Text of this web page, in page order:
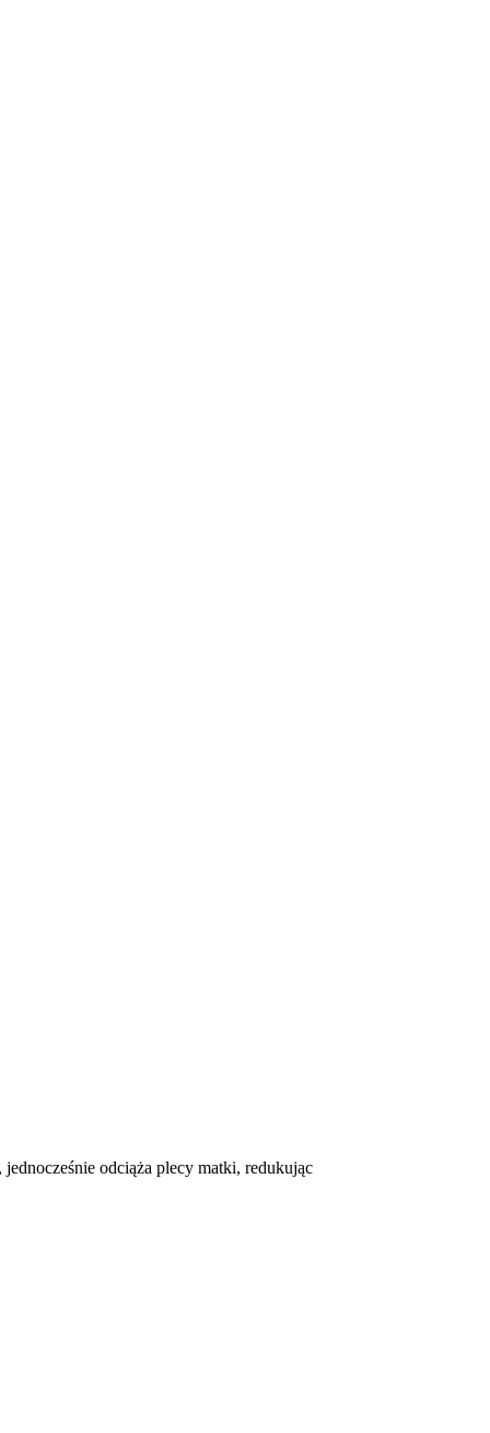
odciąża plecy matki, redukując